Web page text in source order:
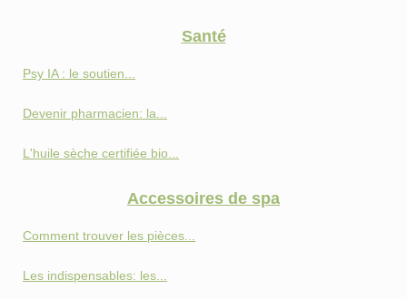
Santé
Psy IA : le soutien...
Devenir pharmacien: la...
L'huile sèche certifiée bio...
Accessoires de spa
Comment trouver les pièces...
Les indispensables: les...